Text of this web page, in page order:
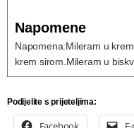
Napomene
Napomena:Mileram u
krem sirom. Mileram u
Podijelite s prijeteljima: